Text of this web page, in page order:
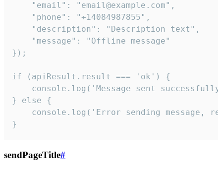
    "email": "email@example.com",
    "phone": "+14084987855",
    "description": "Description text",
    "message": "Offline message"
});
if (apiResult.result === 'ok') {
console.log('Message sent
} else {
console.log('Error sending message,
}
sendPageTitle#